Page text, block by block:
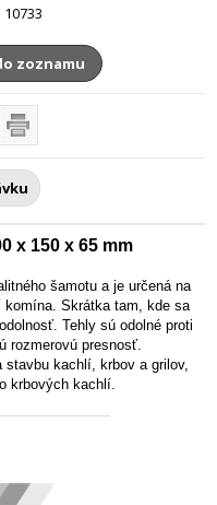
10733
zoznamu
x 150 x 65 mm
šamotu a je určená na
Skrátka tam, kde sa
Tehly sú odolné proti
rozmerovú presnosť.
kachlí, krbov a grilov,
krbových kachlí.